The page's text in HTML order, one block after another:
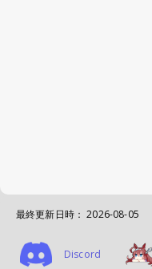
最終更新日時： 2026-08-05
Discord